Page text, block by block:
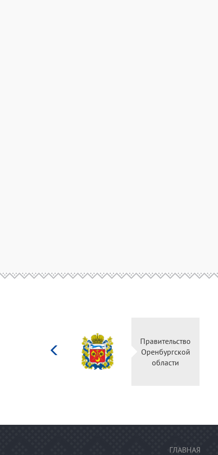
Правительство
Оренбургской
области
ГЛАВНАЯ